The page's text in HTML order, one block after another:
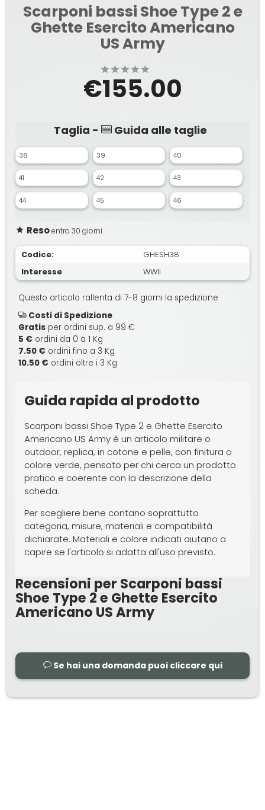
Scarponi bassi Shoe Type 2 e
Ghette Esercito Americano
US Army
€155.00
Taglia - Guida alle taglie
38 39 40
41 42 43
44 45 46
Resoentro 30 giorni
Codice:
GHESH38
Interesse
WWII
Questo articolo rallenta di 7-8 giorni la spedizione
Costi di Spedizione
Gratis per ordini sup. a 99 €
5 € ordini da 0 a 1 Kg
7.50 € ordini fino a 3 Kg
10.50 € ordini oltre i 3 Kg
Guida rapida al prodotto
Scarponi bassi Shoe Type 2 e Ghette Esercito
Americano US Army è un articolo militare o
outdoor, replica, in cotone e pelle, con finitura o
colore verde, pensato per chi cerca un prodotto
pratico e coerente con la descrizione della
scheda.
Per scegliere bene contano soprattutto
categoria, misure, materiali e compatibilità
dichiarate. Materiali e colore indicati aiutano a
capire se l'articolo si adatta all'uso previsto.
Recensioni per Scarponi bassi
Shoe Type 2 e Ghette Esercito
Americano US Army
Se hai una domanda puoi cliccare qui